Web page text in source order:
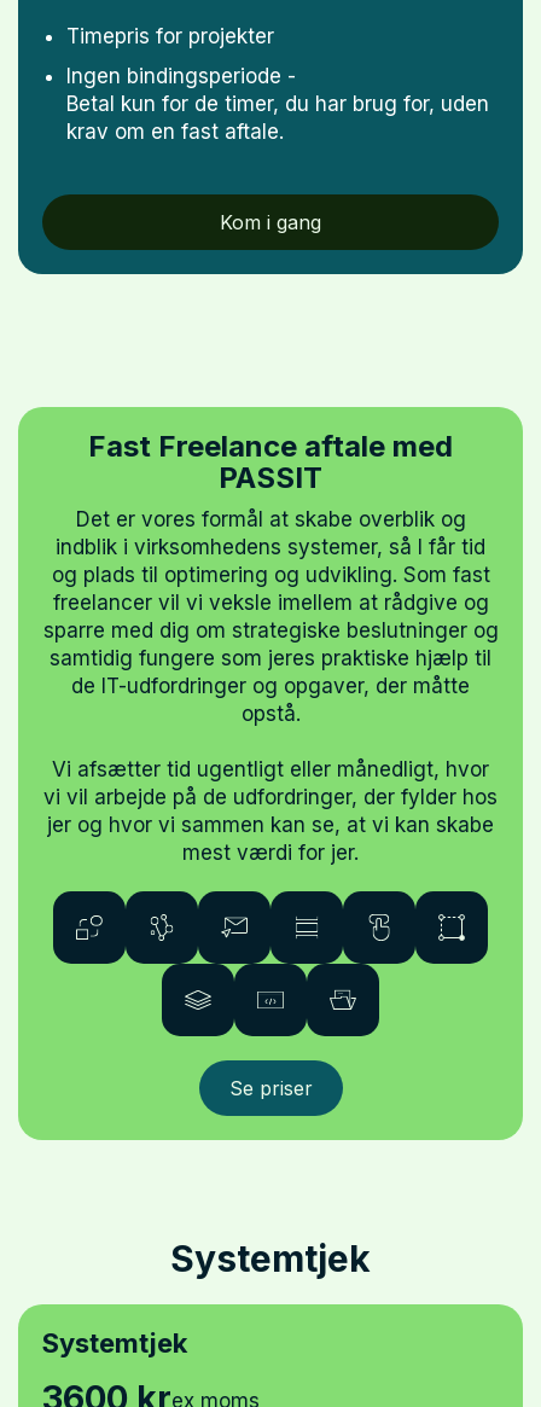
Timepris for projekter
Ingen bindingsperiode -
Betal kun for de timer, du har brug for, uden
krav om en fast aftale.
Kom i gang
Fast Freelance aftale med
PASSIT
Det er vores formål at skabe overblik og
indblik i virksomhedens systemer, så I får tid
og plads til optimering og udvikling. Som fast
freelancer vil vi veksle imellem at rådgive og
sparre med dig om strategiske beslutninger og
samtidig fungere som jeres praktiske hjælp til
de IT-udfordringer og opgaver, der måtte
opstå.
Vi afsætter tid ugentligt eller månedligt, hvor
vi vil arbejde på de udfordringer, der fylder hos
jer og hvor vi sammen kan se, at vi kan skabe
mest værdi for jer.
Se priser
Systemtjek
Systemtjek
3600 krex moms